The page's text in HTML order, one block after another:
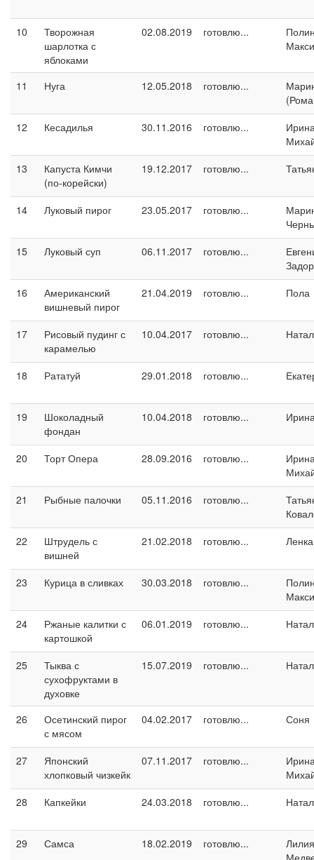
10
Творожная
шарлотка с
яблоками
02.08.2019 готовлю...
11 Нуга 12.05.2018 готовлю...
12
Кесадилья 30.11.2016 готовлю...
13
Капуста Кимчи
(по-корейски)
19.12.2017 готовлю...
14 Луковый пирог 23.05.2017 готовлю...
15
Луковый суп 06.11.2017 готовлю...
16
Американский
вишневый пирог
21.04.2019 готовлю... Пола
17
Рисовый пудинг с
карамелью
10.04.2017 готовлю...
18 Рататуй 29.01.2018 готовлю...
19
Шоколадный
фондан
10.04.2018 готовлю...
20 Торт Опера 28.09.2016 готовлю...
21
Рыбные палочки 05.11.2016 готовлю...
22
Штрудель с
вишней
21.02.2018 готовлю...
23 Курица в сливках 30.03.2018 готовлю...
24
Ржаные калитки с
картошкой
06.01.2019 готовлю...
25
Тыква с
сухофруктами в
духовке
15.07.2019 готовлю...
26
Осетинский пирог
с мясом
04.02.2017 готовлю... Соня
27
Японский
хлопковый чизкейк
07.11.2017 готовлю...
28
Капкейки 24.03.2018 готовлю...
29 Самса 18.02.2019 готовлю...
Лилия